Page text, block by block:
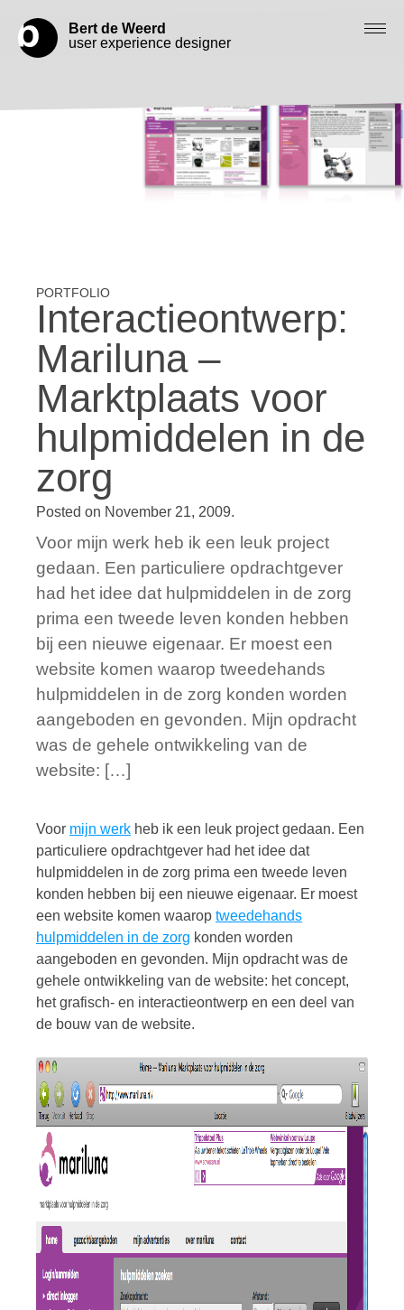
Interactieontwerp:
Mariluna –
Marktplaats voor
hulpmiddelen in de
zorg
Posted on November 21, 2009.
Voor mijn werk heb ik een leuk project
gedaan. Een particuliere opdrachtgever
had het idee dat hulpmiddelen in de zorg
prima een tweede leven konden hebben
bij een nieuwe eigenaar. Er moest een
website komen waarop tweedehands
hulpmiddelen in de zorg konden worden
aangeboden en gevonden. Mijn opdracht
was de gehele ontwikkeling van de
website: […]
Voor mijn werk heb ik een leuk project gedaan. Een
particuliere opdrachtgever had het idee dat
hulpmiddelen in de zorg prima een tweede leven
konden hebben bij een nieuwe eigenaar. Er moest
een website komen waarop tweedehands
hulpmiddelen in de zorg konden worden
aangeboden en gevonden. Mijn opdracht was de
gehele ontwikkeling van de website: het concept,
het grafisch- en interactieontwerp en een deel van
de bouw van de website.
Bert de Weerd
user experience designer
Check out my work